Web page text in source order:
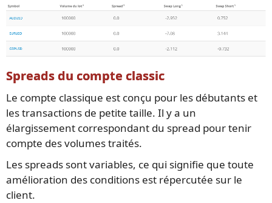
Spreads du compte classic
Le compte classique est conçu pour les débutants et
les transactions de petite taille. Il y a un
élargissement correspondant du spread pour tenir
compte des volumes traités.
Les spreads sont variables, ce qui signifie que toute
amélioration des conditions est répercutée sur le
client.